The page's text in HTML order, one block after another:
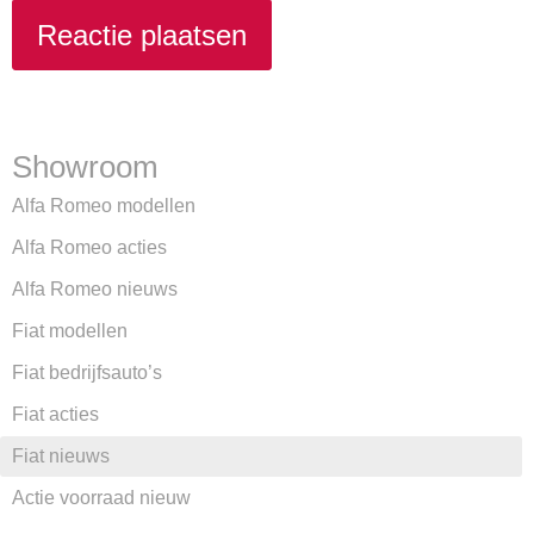
Showroom
Alfa Romeo modellen
Alfa Romeo acties
Alfa Romeo nieuws
Fiat modellen
Fiat bedrijfsauto’s
Fiat acties
Fiat nieuws
Actie voorraad nieuw